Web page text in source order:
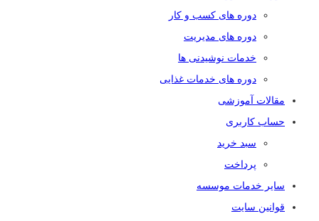
دوره های کسب و کار
دوره های مدیریت
خدمات نوشیدنی ها
دوره های خدمات غذایی
مقالات آموزشی
حساب کاربری
سبد خرید
پرداخت
سایر خدمات موسسه
قوانین سایت